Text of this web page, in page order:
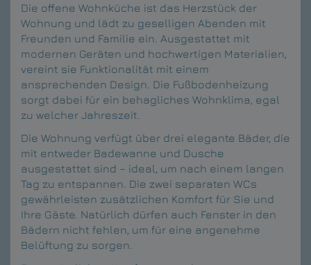
Die offene Wohnküche ist das Herzstück der
Wohnung und lädt zu geselligen Abenden mit
Freunden und Familie ein. Ausgestattet mit
modernen Geräten und hochwertigen Materialien,
vereint sie Funktionalität mit einem
ansprechenden Design. Die Fußbodenheizung
sorgt dabei für ein behagliches Wohnklima, egal
zu welcher Jahreszeit.
Die Wohnung verfügt über drei elegante Bäder, die
mit entweder Badewanne und Dusche
ausgestattet sind – ideal, um nach einem langen
Tag zu entspannen. Die zwei separaten WCs
gewährleisten zusätzlichen Komfort für Sie und
Ihre Gäste. Natürlich dürfen auch Fenster in den
Bädern nicht fehlen, um für eine angenehme
Belüftung zu sorgen.